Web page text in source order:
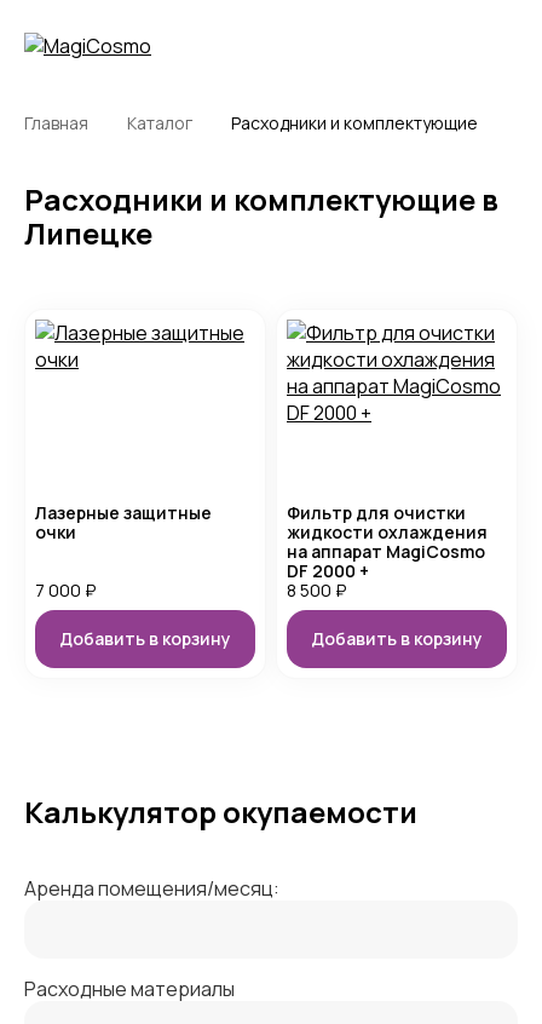
Главная Каталог Расходники и комплектующие
Расходники и комплектующие в
Липецке
Лазерные защитные
очки
7 000 ₽
Добавить в корзину
Фильтр для очистки
жидкости охлаждения
на аппарат MagiCosmo
DF 2000 +
8 500 ₽
Добавить в корзину
Калькулятор окупаемости
Аренда помещения/месяц:
Расходные материалы